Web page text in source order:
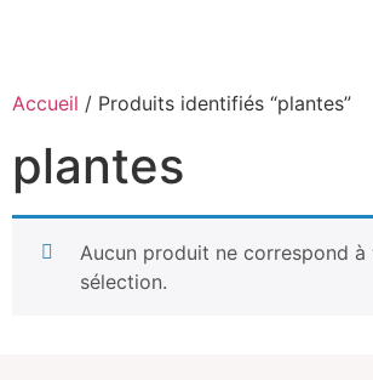
Accueil / Produits identifiés “plantes”
plantes
Aucun produit ne correspond à
sélection.